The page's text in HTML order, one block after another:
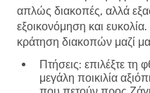
απλώς διακοπές, αλλά
εξοικονόμηση και ευκολία.
κράτηση διακοπών μαζί
Πτήσεις: επιλέξτε
μεγάλη ποικιλία